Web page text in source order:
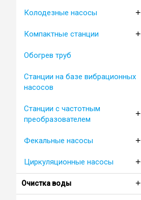
Колодезные насосы +
Компактные станции +
Обогрев труб
Станции на базе вибрационных
насосов
Станции с частотным
преобразователем
+
Фекальные насосы +
Циркуляционные насосы +
Очистка воды +